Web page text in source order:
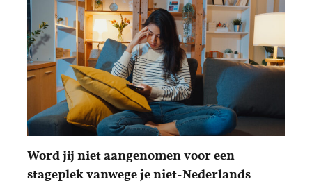
Word jij niet aangenomen voor een
stageplek vanwege je niet-Nederlands